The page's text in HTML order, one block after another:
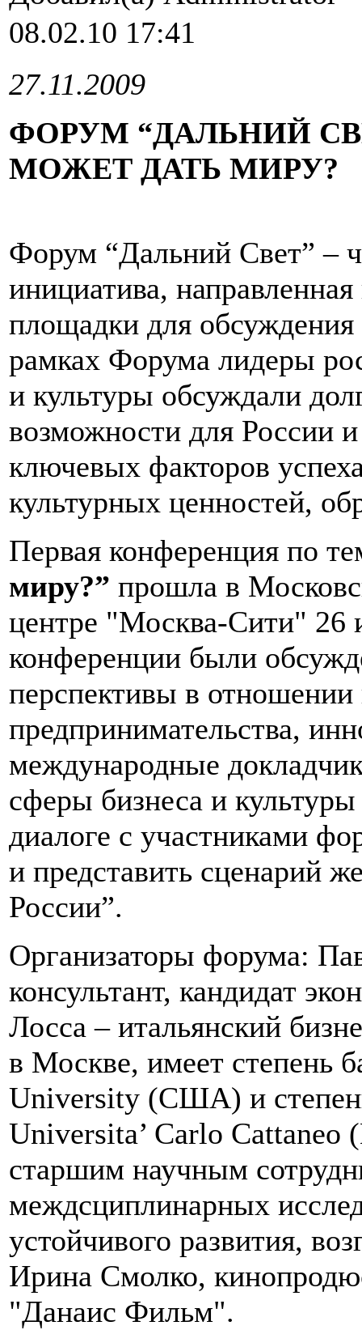
08.02.10 17:41
27.11.2009
ФОРУМ “ДАЛЬНИЙ
МОЖЕТ ДАТЬ МИРУ?
Форум “Дальний Свет” –
инициатива,
площадки для
рамках Форума лидеры
и культуры обсуждали
возможности для России
ключевых факторов
культурных ценностей,
Первая конференция по
миру?” прошла в
центре "Москва-Сити" 26
конференции были
перспективы в отношении
предпринимательства,
международные
сферы бизнеса и
диалоге с участниками
и представить сценарий
России”.
Организаторы форума:
консультант, кандидат
Лосса – итальянский
в Москве, имеет степень
University (США) и
Universita’ Carlo Cattaneo
старшим научным
междсциплинарных
устойчивого развития,
Ирина Смолко,
"Данаис Фильм".